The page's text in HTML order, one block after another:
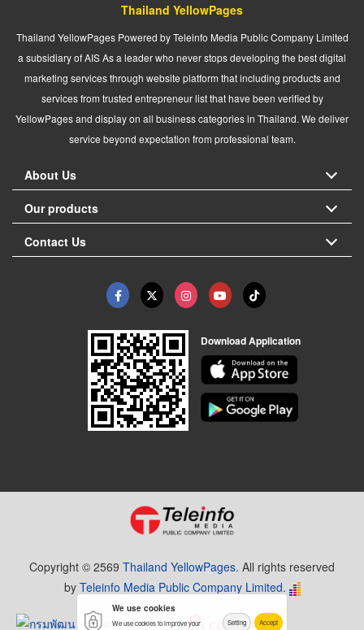
Thailand YellowPages
Thailand YellowPages Powered by Teleinfo Media Public Company Limited
a subsidiary of AIS As a leader who never stops developing the best digital
marketing services through website platform that including products and
services from trusted entrepreneur list that have been verified by
YellowPages and display on all business categories in Thailand. We deliver
service beyond expectation from professional team.
About Us
Our products
Contact Us
Download Application
Copyright © 2569 Thailand YellowPages. All rights reserved
by Teleinfo Media Public Company Limited.
We use cookies
We use cookies to improve your
Setting Accept